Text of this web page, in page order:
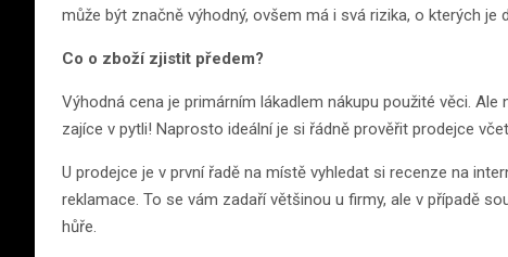
může být značně výhodný, ovšem má i svá rizika, o kterých je
Co o zboží zjistit předem?
Výhodná cena je primárním lákadlem nákupu použité věci.
zajíce v pytli! Naprosto ideální je si řádně prověřit prodejce
U prodejce je v první řadě na místě vyhledat si recenze na
reklamace. To se vám zadaří většinou u firmy, ale v případě
hůře.